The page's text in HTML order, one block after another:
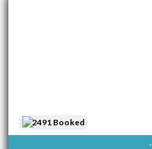
2491 Booked